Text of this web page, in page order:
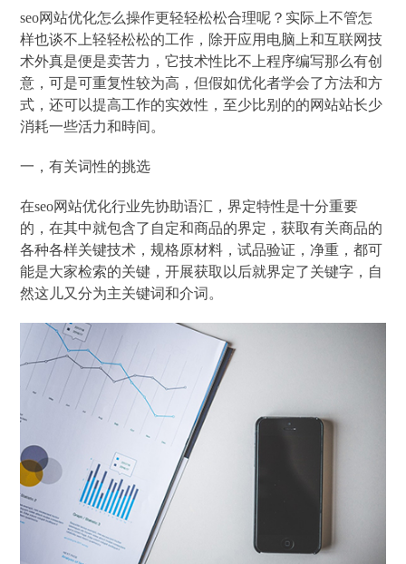
seo网站优化怎么操作更轻轻松松合理呢？实际上不管怎
样也谈不上轻轻松松的工作，除开应用电脑上和互联网技
术外真是便是卖苦力，它技术性比不上程序编写那么有创
意，可是可重复性较为高，但假如优化者学会了方法和方
式，还可以提高工作的实效性，至少比别的的网站站长少
消耗一些活力和時间。
一，有关词性的挑选
在seo网站优化行业先协助语汇，界定特性是十分重要
的，在其中就包含了自定和商品的界定，获取有关商品的
各种各样关键技术，规格原材料，试品验证，净重，都可
能是大家检索的关键，开展获取以后就界定了关键字，自
然这儿又分为主关键词和介词。